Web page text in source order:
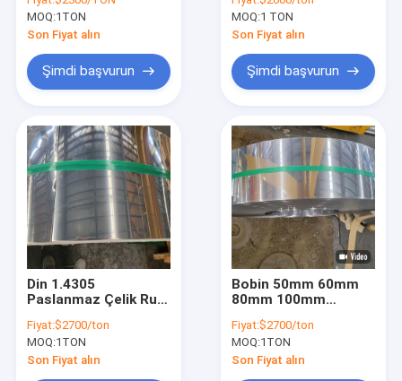
6mm 14 Ga 18Ga
Paslanmaz Çelik Sac
MOQ:1TON
Son Fiyat alın
Şimdi başvurun
Paslanmaz Çelik
Egzoz Borusu Sıcak
Haddelenmiş
MOQ:1 TON
Son Fiyat alın
Şimdi başvurun
Din 1.4305
Paslanmaz Çelik Rulo
316l 309s 310s
Soğuk Haddelenmiş
Fiyat:$2700/ton
MOQ:1TON
Son Fiyat alın
Bobin 50mm 60mm
80mm 100mm
Haddelenmiş
Paslanmaz Çelik
Şerit
Fiyat:$2700/ton
MOQ:1TON
Son Fiyat alın